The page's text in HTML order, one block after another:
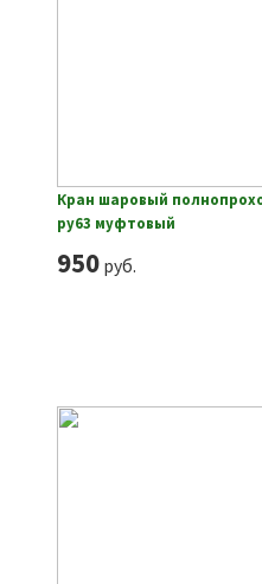
Кран шаровый
ру63 муфтовый
950руб.